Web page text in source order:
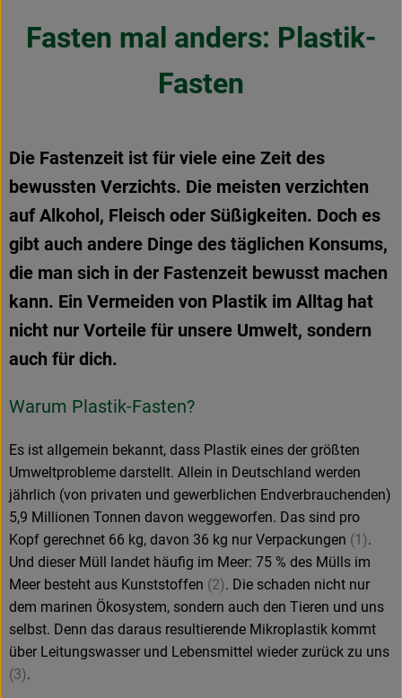
Lieferservice
Über uns
Infos
Geschäftskunden
Fasten mal anders: Plastik-
Fasten
Die Fastenzeit ist für viele eine Zeit des
bewussten Verzichts. Die meisten verzichten
auf Alkohol, Fleisch oder Süßigkeiten. Doch es
gibt auch andere Dinge des täglichen Konsums,
die man sich in der Fastenzeit bewusst machen
kann. Ein Vermeiden von Plastik im Alltag hat
nicht nur Vorteile für unsere Umwelt, sondern
auch für dich.
Warum Plastik-Fasten?
Es ist allgemein bekannt, dass Plastik eines der größten
Umweltprobleme darstellt. Allein in Deutschland werden
jährlich (von privaten und gewerblichen Endverbrauchenden)
5,9 Millionen Tonnen davon weggeworfen. Das sind pro
Kopf gerechnet 66 kg, davon 36 kg nur Verpackungen (1).
Und dieser Müll landet häufig im Meer: 75 % des Mülls im
Meer besteht aus Kunststoffen (2). Die schaden nicht nur
dem marinen Ökosystem, sondern auch den Tieren und uns
selbst. Denn das daraus resultierende Mikroplastik kommt
über Leitungswasser und Lebensmittel wieder zurück zu uns
(3).